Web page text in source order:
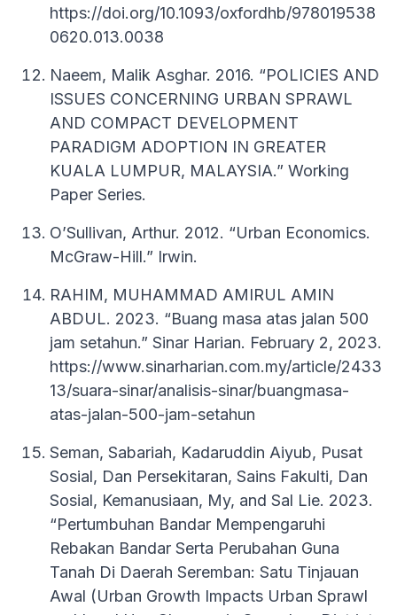
https://doi.org/10.1093/oxfordhb/978019538
0620.013.0038
Naeem, Malik Asghar. 2016. “POLICIES AND
ISSUES CONCERNING URBAN SPRAWL
AND COMPACT DEVELOPMENT
PARADIGM ADOPTION IN GREATER
KUALA LUMPUR, MALAYSIA.” Working
Paper Series.
O’Sullivan, Arthur. 2012. “Urban Economics.
McGraw-Hill.” Irwin.
RAHIM, MUHAMMAD AMIRUL AMIN
ABDUL. 2023. “Buang masa atas jalan 500
jam setahun.” Sinar Harian. February 2, 2023.
https://www.sinarharian.com.my/article/2433
13/suara-sinar/analisis-sinar/buangmasa-
atas-jalan-500-jam-setahun
Seman, Sabariah, Kadaruddin Aiyub, Pusat
Sosial, Dan Persekitaran, Sains Fakulti, Dan
Sosial, Kemanusiaan, My, and Sal Lie. 2023.
“Pertumbuhan Bandar Mempengaruhi
Rebakan Bandar Serta Perubahan Guna
Tanah Di Daerah Seremban: Satu Tinjauan
Awal (Urban Growth Impacts Urban Sprawl